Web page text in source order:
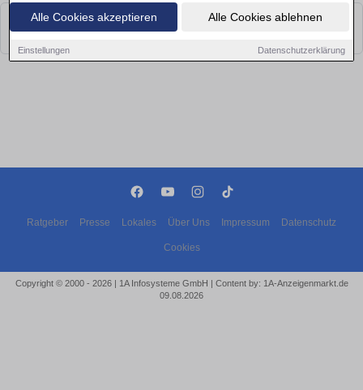
Alle Cookies akzeptieren Alle Cookies ablehnen
Einstellungen Datenschutzerklärung
Leider konnten wir derzeit keine passenden Objekte finden. Schauen Sie
bald wieder vorbei!
Ratgeber Presse Lokales Über Uns Impressum Datenschutz
Cookies
Copyright © 2000 - 2026 | 1A Infosysteme GmbH | Content by: 1A-Anzeigenmarkt.de
09.08.2026